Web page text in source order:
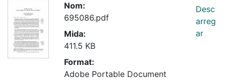
Nom:
695086.pdf
Mida:
411.5 KB
Format:
Adobe Portable Document
Desc
arreg
ar